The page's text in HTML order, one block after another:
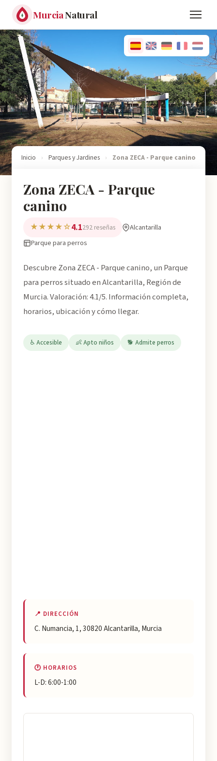
MurciaNatural
Inicio › Parques y Jardines › Zona ZECA - Parque canino
Zona ZECA - Parque
canino
★★★★☆4.1292 reseñas
Alcantarilla
Parque para perros
Descubre Zona ZECA - Parque canino, un Parque
para perros situado en Alcantarilla, Región de
Murcia. Valoración: 4.1/5. Información completa,
horarios, ubicación y cómo llegar.
♿ Accesible 👶 Apto niños 🐕 Admite perros
📍 DIRECCIÓN
C. Numancia, 1, 30820 Alcantarilla, Murcia
🕐 HORARIOS
L-D: 6:00-1:00